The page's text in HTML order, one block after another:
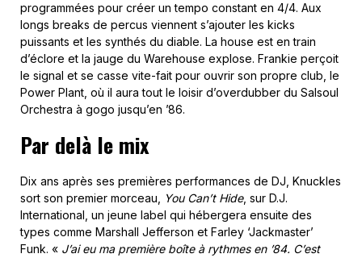
programmées pour créer un tempo constant en 4/4. Aux
longs breaks de percus viennent s’ajouter les kicks
puissants et les synthés du diable. La house est en train
d’éclore et la jauge du Warehouse explose. Frankie perçoit
le signal et se casse vite-fait pour ouvrir son propre club, le
Power Plant, où il aura tout le loisir d’overdubber du Salsoul
Orchestra à gogo jusqu’en ’86.
Par delà le mix
Dix ans après ses premières performances de DJ, Knuckles
sort son premier morceau,
You Can’t Hide, sur D.J.
International, un jeune label qui hébergera ensuite des
types comme Marshall Jefferson et Farley ‘Jackmaster’
Funk. « J’ai eu ma première boîte à rythmes en ’84. C’est